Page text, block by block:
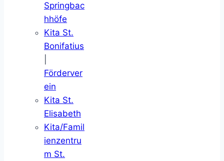
Springbac
hhöfe
Kita St.
Bonifatius
Förderver
ein
Kita St.
Elisabeth
Kita/Famil
ienzentru
m St.